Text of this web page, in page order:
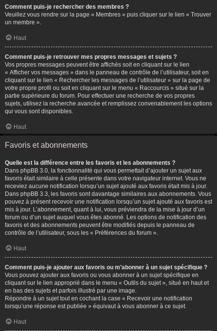
Comment puis-je rechercher des membres ?
Veuillez vous rendre sur la page « Membres » puis cliquer sur le lien « Trouver
un membre ».
Haut
Comment puis-je retrouver mes propres messages et sujets ?
Vos propres messages peuvent être affichés soit en cliquant sur le lien
« Afficher vos messages » dans le panneau de contrôle de l’utilisateur, soit en
cliquant sur le lien « Rechercher les messages de l’utilisateur » sur la page de
votre propre profil ou soit en cliquant sur le menu « Raccourcis » situé sur la
partie supérieure du forum. Pour effectuer une recherche de vos propres
sujets, utilisez la recherche avancée et remplissez convenablement les options
qui vous sont disponibles.
Haut
Favoris et abonnements
Quelle est la différence entre les favoris et les abonnements ?
Dans phpBB 3.0, la fonctionnalité qui vous permettait d’ajouter un sujet aux
favoris était similaire à celle présente dans votre navigateur internet. Vous ne
receviez aucune notification lorsqu’un sujet ajouté aux favoris était mis à jour.
Dans phpBB 3.3, les favoris sont davantage similaires aux abonnements. Vous
pouvez à présent recevoir une notification lorsqu’un sujet ajouté aux favoris est
mis à jour. L’abonnement, quant à lui, vous préviendra de la mise à jour d’un
forum ou d’un sujet auquel vous êtes abonné. Les options de notification des
favoris et des abonnements peuvent être modifiés depuis le panneau de
contrôle de l’utilisateur, sous les « Préférences du forum ».
Haut
Comment puis-je ajouter aux favoris ou m’abonner à un sujet spécifique ?
Vous pouvez ajouter aux favoris ou vous abonner à un sujet spécifique en
cliquant sur le lien approprié dans le menu « Outils du sujet », situé en haut et
en bas des sujets et parfois illustré par une image.
Répondre à un sujet tout en cochant la case « Recevoir une notification
lorsqu’une réponse est publiée » équivaut à vous abonner à ce sujet.
Haut